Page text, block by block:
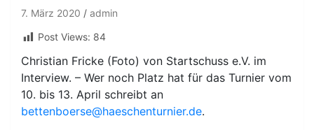
7. März 2020
admin
Post Views: 84
Christian Fricke (Foto) von Startschuss e.V. im
Interview. – Wer noch Platz hat für das Turnier vom
10. bis 13. April schreibt an
bettenboerse@haeschenturnier.de.